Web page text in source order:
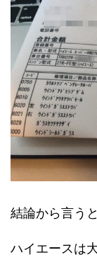
結論から言うと
ハイエースは